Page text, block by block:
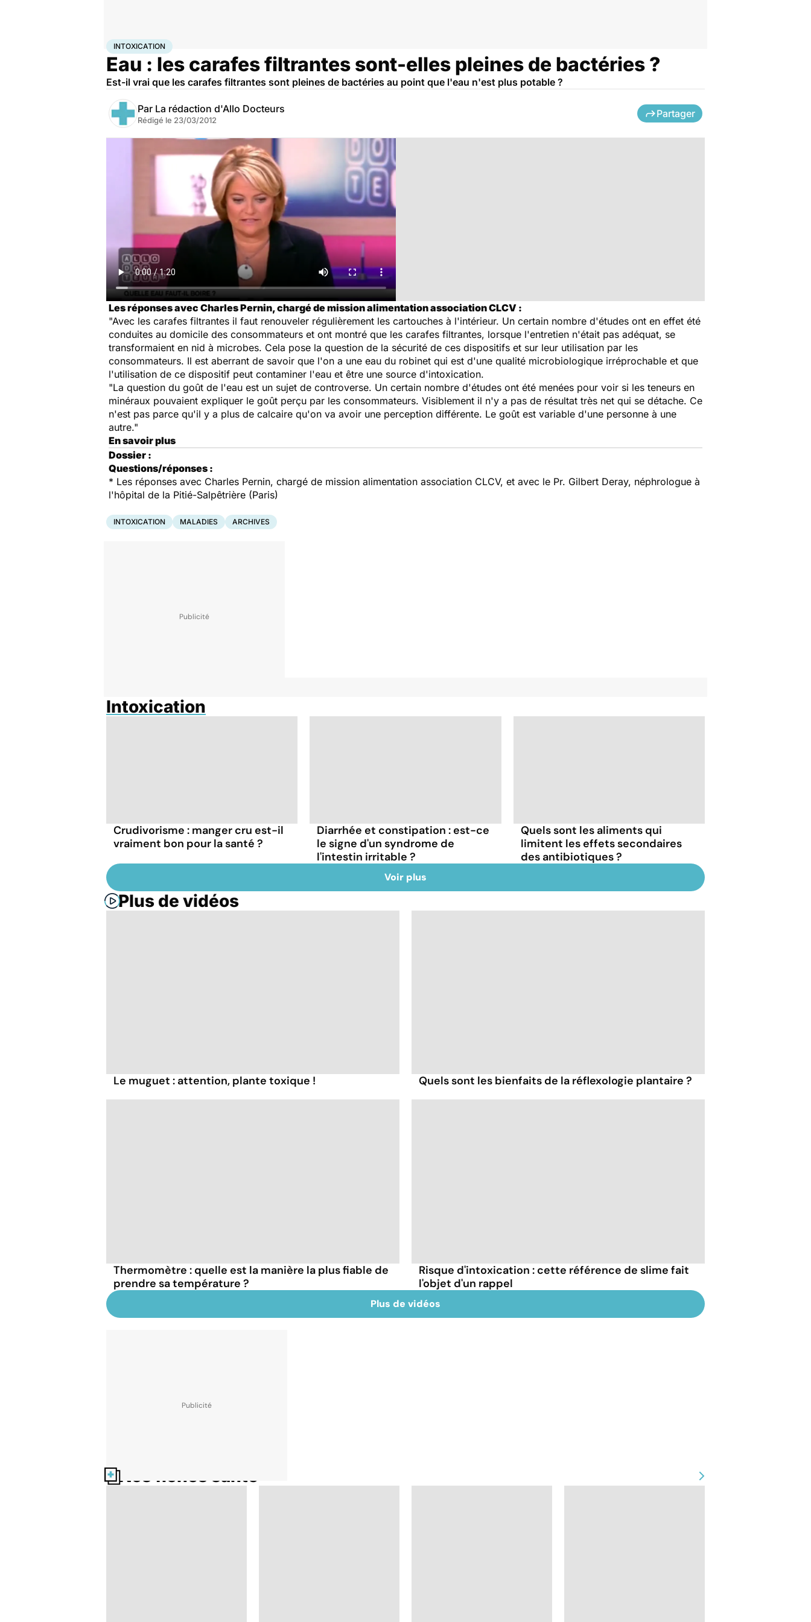
AccueilSantéMaladies
INTOXICATION
Eau : les carafes filtrantes sont-elles pleines de bactéries ?
Est-il vrai que les carafes filtrantes sont pleines de bactéries au point que l'eau n'est plus potable ?
Par La rédaction d'Allo Docteurs
Rédigé le 23/03/2012
Partager
Les réponses avec Charles Pernin, chargé de mission alimentation association CLCV :
"Avec les carafes filtrantes il faut renouveler régulièrement les cartouches à l'intérieur. Un certain nombre d'études ont en effet été
conduites au domicile des consommateurs et ont montré que les carafes filtrantes, lorsque l'entretien n'était pas adéquat, se
transformaient en nid à microbes. Cela pose la question de la sécurité de ces dispositifs et sur leur utilisation par les
consommateurs. Il est aberrant de savoir que l'on a une eau du robinet qui est d'une qualité microbiologique irréprochable et que
l'utilisation de ce dispositif peut contaminer l'eau et être une source d'intoxication.
"La question du goût de l'eau est un sujet de controverse. Un certain nombre d'études ont été menées pour voir si les teneurs en
minéraux pouvaient expliquer le goût perçu par les consommateurs. Visiblement il n'y a pas de résultat très net qui se détache. Ce
n'est pas parce qu'il y a plus de calcaire qu'on va avoir une perception différente. Le goût est variable d'une personne à une
autre."
En savoir plus
Dossier :
Questions/réponses :
* Les réponses avec Charles Pernin, chargé de mission alimentation association CLCV, et avec le Pr. Gilbert Deray, néphrologue à
l'hôpital de la Pitié-Salpêtrière (Paris)
INTOXICATION MALADIES ARCHIVES
Intoxication
Crudivorisme : manger cru est-il
vraiment bon pour la santé ?
Diarrhée et constipation : est-ce
le signe d'un syndrome de
l'intestin irritable ?
Quels sont les aliments qui
limitent les effets secondaires
des antibiotiques ?
Voir plus
Plus de vidéos
Le muguet : attention, plante toxique ! Quels sont les bienfaits de la réflexologie plantaire ?
Thermomètre : quelle est la manière la plus fiable de
prendre sa température ?
Risque d'intoxication : cette référence de slime fait
l'objet d'un rappel
Plus de vidéos
Nos fiches santé